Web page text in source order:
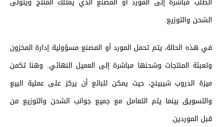
الشحن والتوزيع.
في هذه الحالة، يتم تحمل المورد أو المصنع مسؤولية إدارة المخزون
وتعبئة المنتجات وشحنها مباشرة إلى العميل النهائي. وهنا تكمن
ميزة الدروب شيبينج، حيث يمكن للبائع أن يركز على عملية البيع
والتسويق بينما يتم التعامل مع جميع جوانب الشحن والتوزيع من
قبل الموردين.